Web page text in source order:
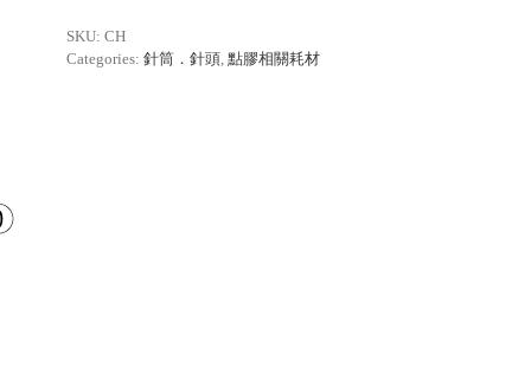
SKU: CH
Categories: 針筒．針頭, 點膠相關耗材